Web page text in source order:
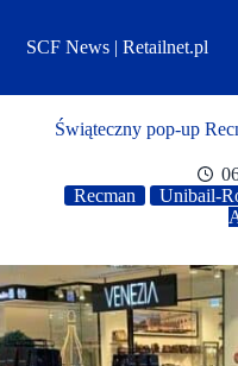
treściSCF News | Retailnet.pl
Świąteczny pop-up
Recman
Unibail-